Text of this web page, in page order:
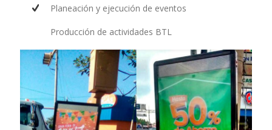
Planeación y ejecución de eventos
Producción de actividades BTL